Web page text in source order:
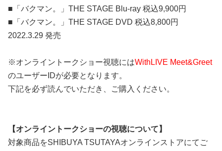
■「バクマン。」THE STAGE Blu-ray 税込9,900円
■「バクマン。」THE STAGE DVD 税込8,800円
2022.3.29 発売
※オンライントークショー視聴にはWithLIVE Meet&Greet
のユーザーIDが必要となります。
下記を必ず読んでいただき、ご購入ください。
【オンライントークショーの視聴について】
対象商品をSHIBUYA TSUTAYAオンラインストアにてご